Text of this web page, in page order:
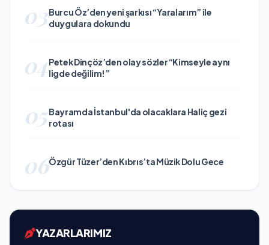
03Burcu Öz’den yeni şarkısı “Yaralarım” ile
duygulara dokundu
04Petek Dinçöz’den olay sözler “Kimseyle aynı
ligde değilim!”
05Bayramda İstanbul'da olacaklara Haliç gezi
rotası
06Özgür Tüzer’den Kıbrıs’ta Müzik Dolu Gece
YAZARLARIMIZ